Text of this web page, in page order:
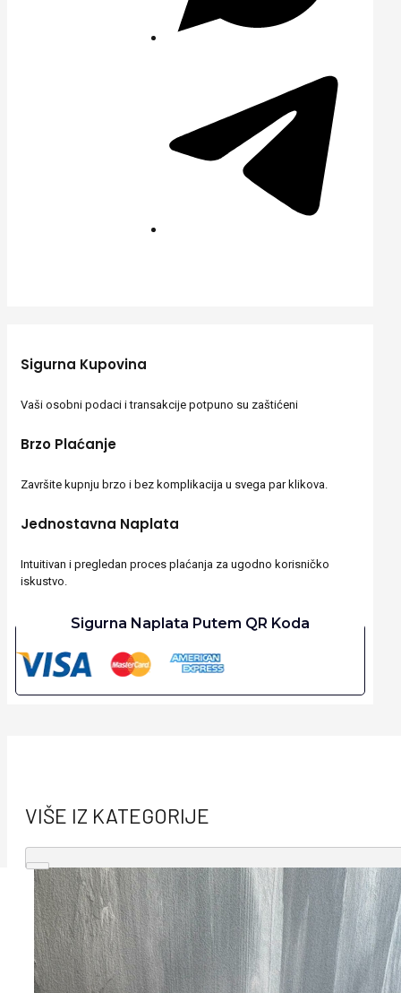
Sigurna Kupovina
Vaši osobni podaci i transakcije potpuno su zaštićeni
Brzo Plaćanje
Završite kupnju brzo i bez komplikacija u svega par klikova.
Jednostavna Naplata
Intuitivan i pregledan proces plaćanja za ugodno korisničko
iskustvo.
Sigurna Naplata Putem QR Koda
VIŠE IZ KATEGORIJE